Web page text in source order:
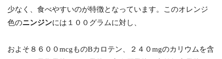
少なく、食べやすいのが特徴となっています。このオレンジ
色のニンジンには１００グラムに対し、
およそ８６００mcgものBカロテン、２４０mgのカリウムを含